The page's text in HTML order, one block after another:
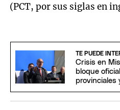
(PCT, por sus siglas en
TE PUEDE
Crisis en
bloque
provinciales